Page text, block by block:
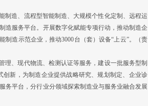
造、流程型智能制造、大规模个性化定制、远程运
造服务平台。开展数字化赋能专项行动，推动制造企
制造示范企业，推动3000台（套）设备“上云”。（责
、现代物流、检测认证等服务，建设一批服务型制
新，为制造企业提供战略研究、规划制定、企业诊
务平台，分行业分领域探索制造业与服务业融合发展